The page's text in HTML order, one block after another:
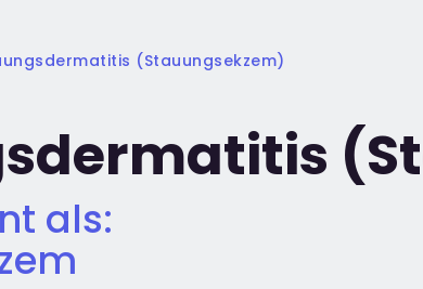
(Stauungsekzem)
als: